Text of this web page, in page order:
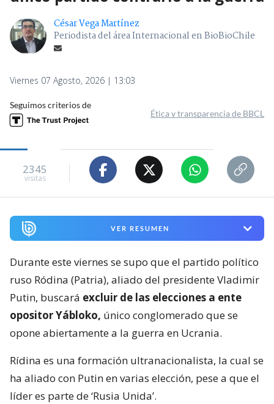
César Vega Martínez
Periodista del área Internacional en BioBioChile
Viernes 07 Agosto, 2026 | 13:03
Seguimos criterios de
Ética y transparencia de BBCL
2345
visitas
VER RESUMEN
Durante este viernes se supo que el partido político
ruso Ródina (Patria), aliado del presidente Vladimir
Putin, buscará excluir de las elecciones a ente
opositor Yábloko, único conglomerado que se
opone abiertamente a la guerra en Ucrania.
Rídina es una formación ultranacionalista, la cual se
ha aliado con Putin en varias elección, pese a que el
líder es parte de ‘Rusia Unida’.